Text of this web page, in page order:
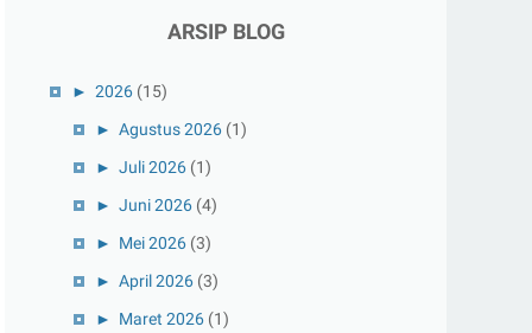
ARSIP BLOG
► 2026 (15)
► Agustus 2026 (1)
► Juli 2026 (1)
► Juni 2026 (4)
► Mei 2026 (3)
► April 2026 (3)
► Maret 2026 (1)